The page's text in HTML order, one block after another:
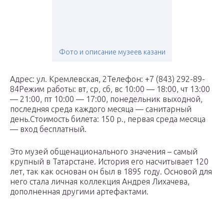
Фото и описание музеев казани
Адрес: ул. Кремлевская, 2Телефон: +7 (843) 292-89-
84Режим работы: вт, ср, сб, вс 10:00 — 18:00, чт 13:00
— 21:00, пт 10:00 — 17:00, понедельник выходной,
последняя среда каждого месяца — санитарный
день.Стоимость билета: 150 р., первая среда месяца
— вход бесплатный.
Это музей общенационального значения – самый
крупный в Татарстане. История его насчитывает 120
лет, так как основан он был в 1895 году. Основой для
него стала личная коллекция Андрея Лихачева,
дополненная другими артефактами.